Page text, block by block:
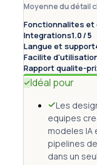
Moyenne du détail
Fonctionnalites
Integrations1.0 / 5
Langue et support
Facilite
Rapport qualite-
Idéal pour
Les
equipes
modeles IA
pipelines
dans un